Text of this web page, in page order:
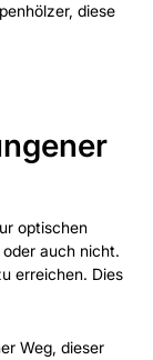
diese
optischen
auch nicht.
erreichen. Dies
Weg, dieser